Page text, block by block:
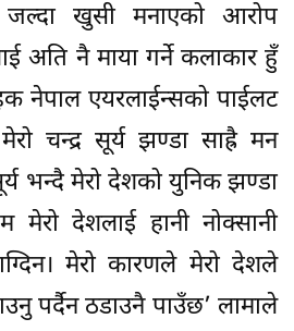
खुसी मनाएको आरोप
अति नै माया गर्ने कलाकार हुँ
नेपाल एयरलाईन्सको पाईलट
चन्द्र सूर्य झण्डा साह्रै मन
भन्दै मेरो देशको युनिक झण्डा
मेरो देशलाई हानी नोक्सानी
मेरो कारणले मेरो देशले
पर्दैन ठडाउनै पाउँछ’ लामाले